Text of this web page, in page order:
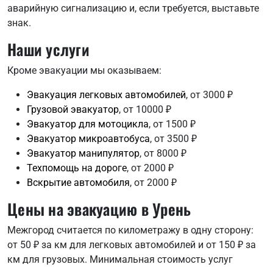
аварийную сигнализацию и, если требуется, выставьте
знак.
Наши услуги
Кроме эвакуации мы оказываем:
Эвакуация легковых автомобилей, от 3000 ₽
Грузовой эвакуатор, от 10000 ₽
Эвакуатор для мотоцикла, от 1500 ₽
Эвакуатор микроавтобуса, от 3500 ₽
Эвакуатор манипулятор, от 8000 ₽
Техпомощь на дороге, от 2000 ₽
Вскрытие автомобиля, от 2000 ₽
Цены на эвакуацию в Урень
Межгород считается по километражу в одну сторону:
от 50 ₽ за км для легковых автомобилей и от 150 ₽ за
км для грузовых. Минимальная стоимость услуг